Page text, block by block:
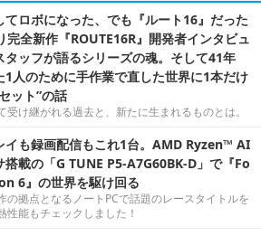
てロボになった、でも『ルート16』だった
全新作『ROUTE16R』開発者インタビュ
タッフが語るシリーズの魂。そして41年
1人のために手作業で直した世界に1本だけ
ット”の話
受け継がれる過去と、新たに生まれるものとは。
イも録画配信もこれ1台。AMD Ryzen™ AI
搭載の「G TUNE P5-A7G60BK-D」で『Fo
6』の世界を駆け回る
の拠点となるノートPCで話題のレースタイトルを
性能もチェックしました！